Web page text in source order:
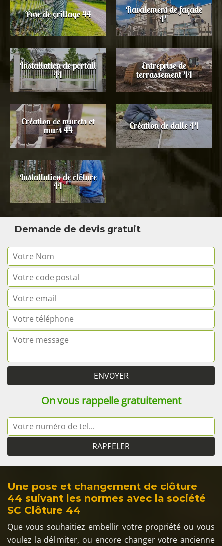
Pose de grillage 44 Ravalement de façade
44
Installation de portail
44
Entreprise de
terrassement 44
Création de murets et
murs 44 Création de dalle 44
Installation de clôture
44
Demande de devis gratuit
On vous rappelle gratuitement
Une pose et changement de clôture
44 suivant les normes avec la société
SC Clôture 44
Que vous souhaitiez embellir votre propriété ou vous
voulez la délimiter, ou encore changer votre ancienne